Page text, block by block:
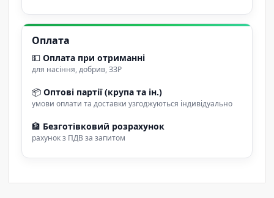
Оплата
💵 Оплата при отриманні
для насіння, добрив, ЗЗР
📦 Оптові партії (крупа та ін.)
умови оплати та доставки узгоджуються індивідуально
🏦 Безготівковий розрахунок
рахунок з ПДВ за запитом